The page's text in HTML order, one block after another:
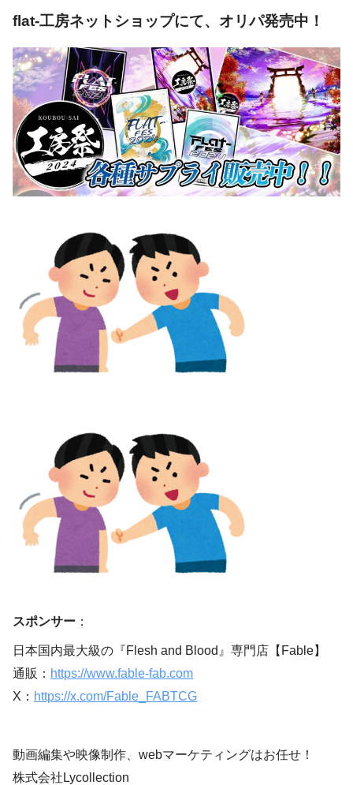
flat-工房ネットショップにて、オリパ発売中！
スポンサー ：
日本国内最大級の『Flesh and Blood』専門店【Fable】
通販： https://www.fable-fab.com
X： https://x.com/Fable_FABTCG
動画編集や映像制作、webマーケティングはお任せ！
株式会社Lycollection